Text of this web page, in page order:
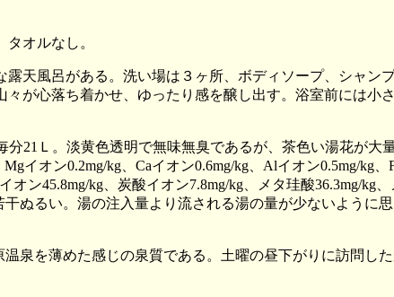
タオルなし。
露天風呂がある。洗い場は３ヶ所、ボディソープ、シャン
が心落ち着かせ、ゆったり感を醸し出す。浴室前には小
21Ｌ。淡黄色透明で無味無臭であるが、茶色い湯花が大
イオン0.2mg/kg、Caイオン0.6mg/kg、Alイオン0.5mg/kg
オン45.8mg/kg、炭酸イオン7.8mg/kg、メタ珪酸36.3mg/kg
ぬるい。湯の注入量より流される湯の量が少ないように
泉を薄めた感じの泉質である。土曜の昼下がりに訪問し